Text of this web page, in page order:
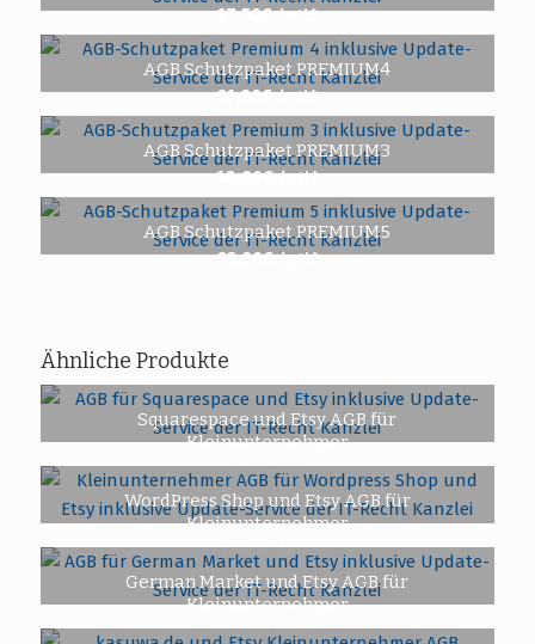
17,50€ /mtl.*
AGB Schutzpaket PREMIUM4
21,90€ /mtl.*
AGB Schutzpaket PREMIUM3
18,90€ /mtl.*
AGB Schutzpaket PREMIUM5
23,90€ /mtl.*
Ähnliche Produkte
Squarespace und Etsy AGB für
Kleinunternehmer
12,90€ /mtl.*
WordPress Shop und Etsy AGB für
Kleinunternehmer
11,90€ /mtl.*
German Market und Etsy AGB für
Kleinunternehmer
11,90€ /mtl.*